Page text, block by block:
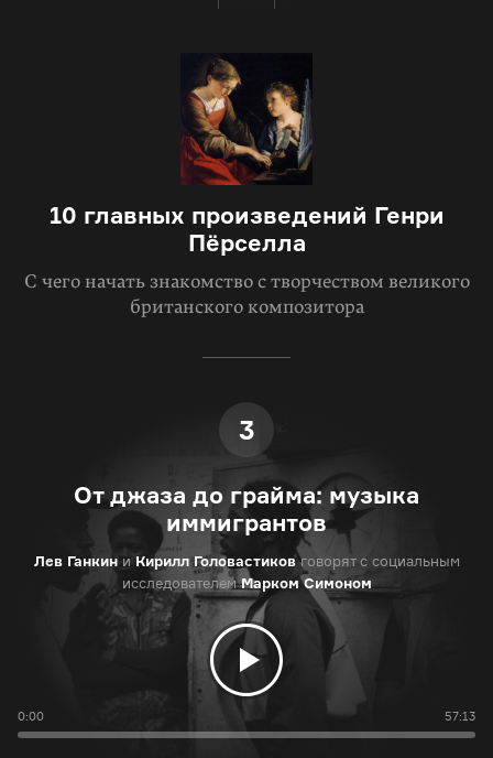
10 главных произведений Генри
Пёрселла
С чего начать знакомство с творчеством великого
британского композитора
3
От джаза до грайма: музыка
иммигрантов
Лев Ганкин и Кирилл Головастиков говорят с социальным
исследователемМарком Симоном
0:00 57:13